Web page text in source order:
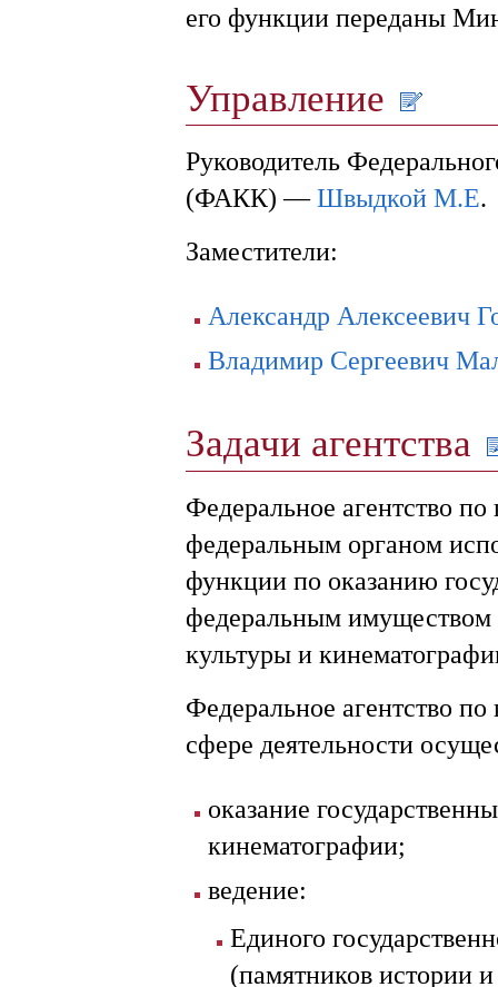
его функции переданы
Управление
Руководитель
(ФАКК) —Швыдкой М.Е.
Заместители:
Александр Алексеевич
Владимир Сергеевич
Задачи агентства
Федеральное агентство
федеральным органом
функции по оказанию
федеральным имуществом
культуры и
Федеральное агентство
сфере деятельности
оказание
кинематографии;
ведение:
Единого
(памятников истории